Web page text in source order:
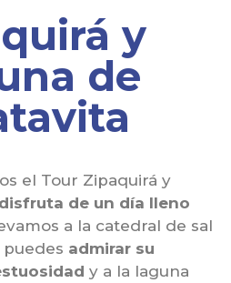
y
de
el Tour Zipaquirá y
disfruta de un día lleno
a la catedral de sal
admirar su
y a la laguna